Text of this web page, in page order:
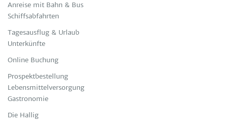
Anreise mit Bahn & Bus
Schiffsabfahrten
Tagesausflug & Urlaub
Unterkünfte
Online Buchung
Prospektbestellung
Lebensmittelversorgung
Gastronomie
Die Hallig